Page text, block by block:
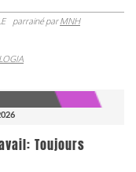
parrainé parMNH
Toujours